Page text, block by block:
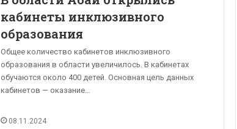
кабинеты инклюзивного
образования
Общее количество кабинетов инклюзивного
образования в области увеличилось. В кабинетах
обучаются около 400 детей. Основная цель данных
кабинетов — оказание…
08.11.2024